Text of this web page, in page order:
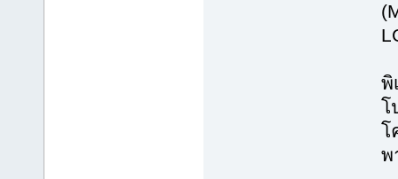
พิ
โ
โ
พ